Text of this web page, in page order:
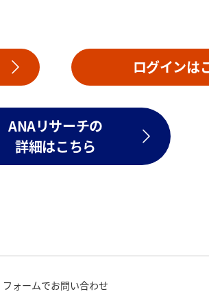
ログインは
ANAリサーチの
詳細はこちら
フォームでお問い合わせ